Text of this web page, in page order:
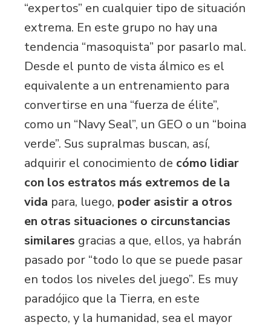
“expertos” en cualquier tipo de situación
extrema. En este grupo no hay una
tendencia “masoquista” por pasarlo mal.
Desde el punto de vista álmico es el
equivalente a un entrenamiento para
convertirse en una “fuerza de élite”,
como un “Navy Seal”, un GEO o un “boina
verde”. Sus supralmas buscan, así,
adquirir el conocimiento de cómo lidiar
con los estratos más extremos de la
vida para, luego, poder asistir a otros
en otras situaciones o circunstancias
similares gracias a que, ellos, ya habrán
pasado por “todo lo que se puede pasar
en todos los niveles del juego”. Es muy
paradójico que la Tierra, en este
aspecto, y la humanidad, sea el mayor